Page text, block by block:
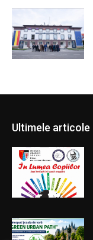
Ultimele articole